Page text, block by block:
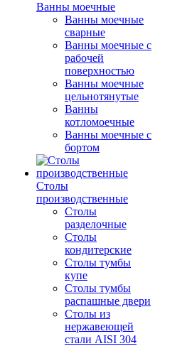
Ванны моечные
Ванны моечные
сварные
Ванны моечные с
рабочей
поверхностью
Ванны моечные
цельнотянутые
Ванны
котломоечные
Ванны моечные с
бортом
Столы
производственные
Столы
разделочные
Столы
кондитерские
Столы тумбы
купе
Столы тумбы
распашные двери
Столы из
нержавеющей
стали AISI 304